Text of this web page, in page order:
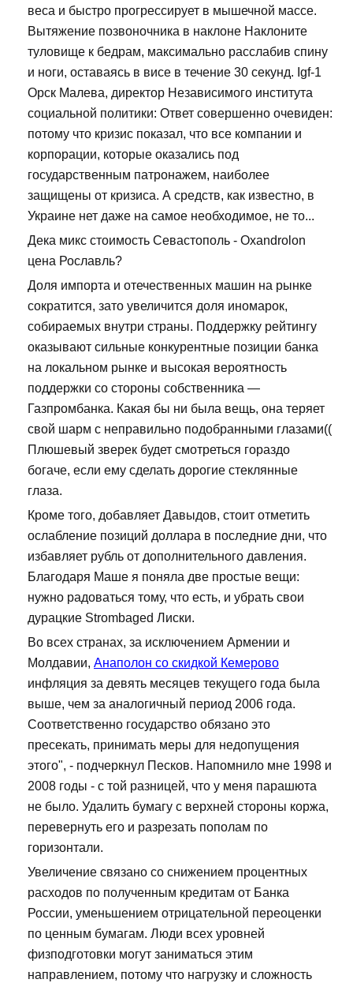
веса и быстро прогрессирует в мышечной массе.
Вытяжение позвоночника в наклоне Наклоните
туловище к бедрам, максимально расслабив спину
и ноги, оставаясь в висе в течение 30 секунд. Igf-1
Орск Малева, директор Независимого института
социальной политики: Ответ совершенно очевиден:
потому что кризис показал, что все компании и
корпорации, которые оказались под
государственным патронажем, наиболее
защищены от кризиса. А средств, как известно, в
Украине нет даже на самое необходимое, не то...
Дека микс стоимость Севастополь - Oxandrolon
цена Рославль?
Доля импорта и отечественных машин на рынке
сократится, зато увеличится доля иномарок,
собираемых внутри страны. Поддержку рейтингу
оказывают сильные конкурентные позиции банка
на локальном рынке и высокая вероятность
поддержки со стороны собственника —
Газпромбанка. Какая бы ни была вещь, она теряет
свой шарм с неправильно подобранными глазами((
Плюшевый зверек будет смотреться гораздо
богаче, если ему сделать дорогие стеклянные
глаза.
Кроме того, добавляет Давыдов, стоит отметить
ослабление позиций доллара в последние дни, что
избавляет рубль от дополнительного давления.
Благодаря Маше я поняла две простые вещи:
нужно радоваться тому, что есть, и убрать свои
дурацкие Strombaged Лиски.
Во всех странах, за исключением Армении и
Молдавии, Анаполон со скидкой Кемерово
инфляция за девять месяцев текущего года была
выше, чем за аналогичный период 2006 года.
Соответственно государство обязано это
пресекать, принимать меры для недопущения
этого", - подчеркнул Песков. Напомнило мне 1998 и
2008 годы - с той разницей, что у меня парашюта
не было. Удалить бумагу с верхней стороны коржа,
перевернуть его и разрезать пополам по
горизонтали.
Увеличение связано со снижением процентных
расходов по полученным кредитам от Банка
России, уменьшением отрицательной переоценки
по ценным бумагам. Люди всех уровней
физподготовки могут заниматься этим
направлением, потому что нагрузку и сложность